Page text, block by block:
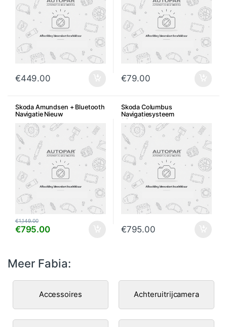
€449.00 €79.00
Skoda Amundsen + Bluetooth
Navigatie Nieuw
€795.00
€1,149.00
Skoda Columbus
Navigatiesysteem
*Gereviseerd*
€795.00
Meer Fabia:
Accessoires Achteruitrijcamera